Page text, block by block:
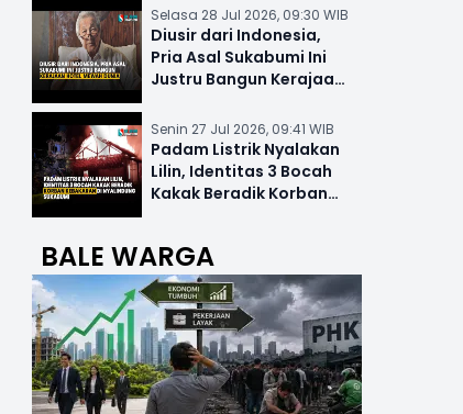
Selasa 28 Jul 2026, 09:30 WIB
Diusir dari Indonesia,
Pria Asal Sukabumi Ini
Justru Bangun Kerajaan
Senin 27 Jul 2026, 09:41 WIB
Padam Listrik Nyalakan
Lilin, Identitas 3 Bocah
Kakak Beradik Korban
BALE WARGA